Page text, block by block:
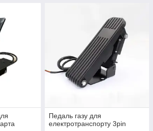
Педаль газу для
електротранспорту 3pin